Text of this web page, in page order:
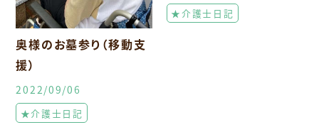
奥様のお墓参り（移動支
援）
2022/09/06
★介護士日記
★介護士日記